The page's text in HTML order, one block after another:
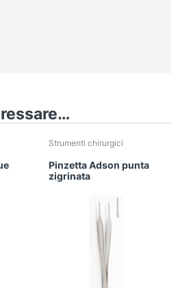
Strumenti chirurgici
Pinzetta Adson punta
zigrinata